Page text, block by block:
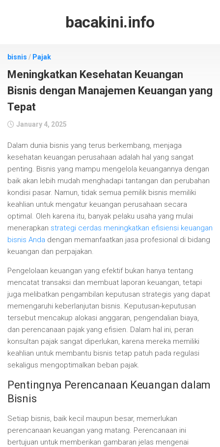
bacakini.info
bisnis / Pajak
Meningkatkan Kesehatan Keuangan
Bisnis dengan Manajemen Keuangan yang
Tepat
January 4, 2025
Dalam dunia bisnis yang terus berkembang, menjaga
kesehatan keuangan perusahaan adalah hal yang sangat
penting. Bisnis yang mampu mengelola keuangannya dengan
baik akan lebih mudah menghadapi tantangan dan perubahan
kondisi pasar. Namun, tidak semua pemilik bisnis memiliki
keahlian untuk mengatur keuangan perusahaan secara
optimal. Oleh karena itu, banyak pelaku usaha yang mulai
menerapkan strategi cerdas meningkatkan efisiensi keuangan
bisnis Anda dengan memanfaatkan jasa profesional di bidang
keuangan dan perpajakan.
Pengelolaan keuangan yang efektif bukan hanya tentang
mencatat transaksi dan membuat laporan keuangan, tetapi
juga melibatkan pengambilan keputusan strategis yang dapat
memengaruhi keberlanjutan bisnis. Keputusan-keputusan
tersebut mencakup alokasi anggaran, pengendalian biaya,
dan perencanaan pajak yang efisien. Dalam hal ini, peran
konsultan pajak sangat diperlukan, karena mereka memiliki
keahlian untuk membantu bisnis tetap patuh pada regulasi
sekaligus mengoptimalkan beban pajak.
Pentingnya Perencanaan Keuangan dalam
Bisnis
Setiap bisnis, baik kecil maupun besar, memerlukan
perencanaan keuangan yang matang. Perencanaan ini
bertujuan untuk memberikan gambaran jelas mengenai